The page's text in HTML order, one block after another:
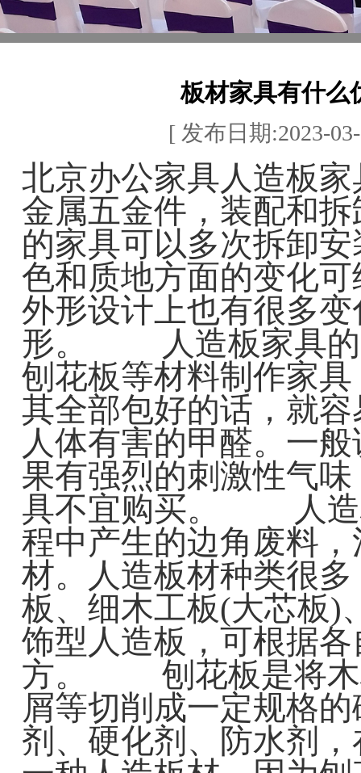
板材家具有什么
[ 发布日期:2023-
北京办公家具人造板
金属五金件，装配和
的家具可以多次拆卸
色和质地方面的变化
外形设计上也有很多
形。 人造板家具的
刨花板等材料制作家
其全部包好的话，就
人体有害的甲醛。一
果有强烈的刺激性气
具不宜购买。 人造
程中产生的边角废料
材。人造板材种类很
板、细木工板(大芯板)
饰型人造板，可根据
方。 刨花板是将木
屑等切削成一定规格
剂、硬化剂、防水剂